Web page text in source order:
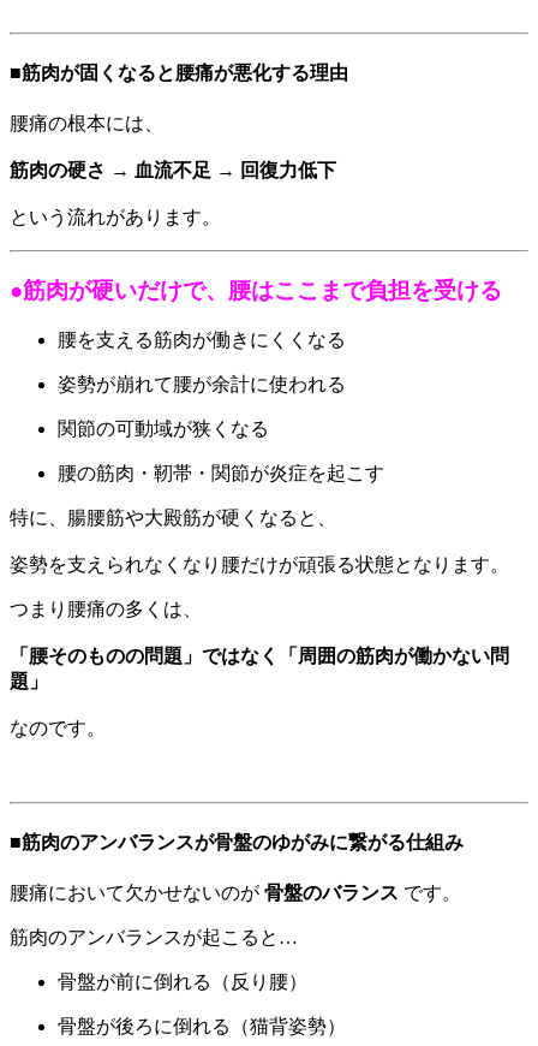
■筋肉が固くなると腰痛が悪化する理由
腰痛の根本には、
筋肉の硬さ → 血流不足 → 回復力低下
という流れがあります。
●筋肉が硬いだけで、腰はここまで負担を受ける
腰を支える筋肉が働きにくくなる
姿勢が崩れて腰が余計に使われる
関節の可動域が狭くなる
腰の筋肉・靭帯・関節が炎症を起こす
特に、腸腰筋や大殿筋が硬くなると、
姿勢を支えられなくなり腰だけが頑張る状態となります。
つまり腰痛の多くは、
「腰そのものの問題」ではなく「周囲の筋肉が働かない問
題」
なのです。
■筋肉のアンバランスが骨盤のゆがみに繋がる仕組み
腰痛において欠かせないのが 骨盤のバランス です。
筋肉のアンバランスが起こると…
骨盤が前に倒れる（反り腰）
骨盤が後ろに倒れる（猫背姿勢）